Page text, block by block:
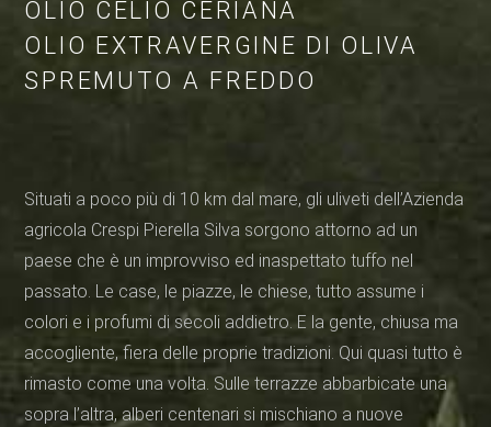
OLIO CELIO CERIANA
OLIO EXTRAVERGINE DI OLIVA
SPREMUTO A FREDDO
Situati a poco più di 10 km dal mare, gli uliveti dell’Azienda
agricola Crespi Pierella Silva sorgono attorno ad un
paese che è un improvviso ed inaspettato tuffo nel
passato. Le case, le piazze, le chiese, tutto assume i
colori e i profumi di secoli addietro. E la gente, chiusa ma
accogliente, fiera delle proprie tradizioni. Qui quasi tutto è
rimasto come una volta. Sulle terrazze abbarbicate una
sopra l’altra, alberi centenari si mischiano a nuove